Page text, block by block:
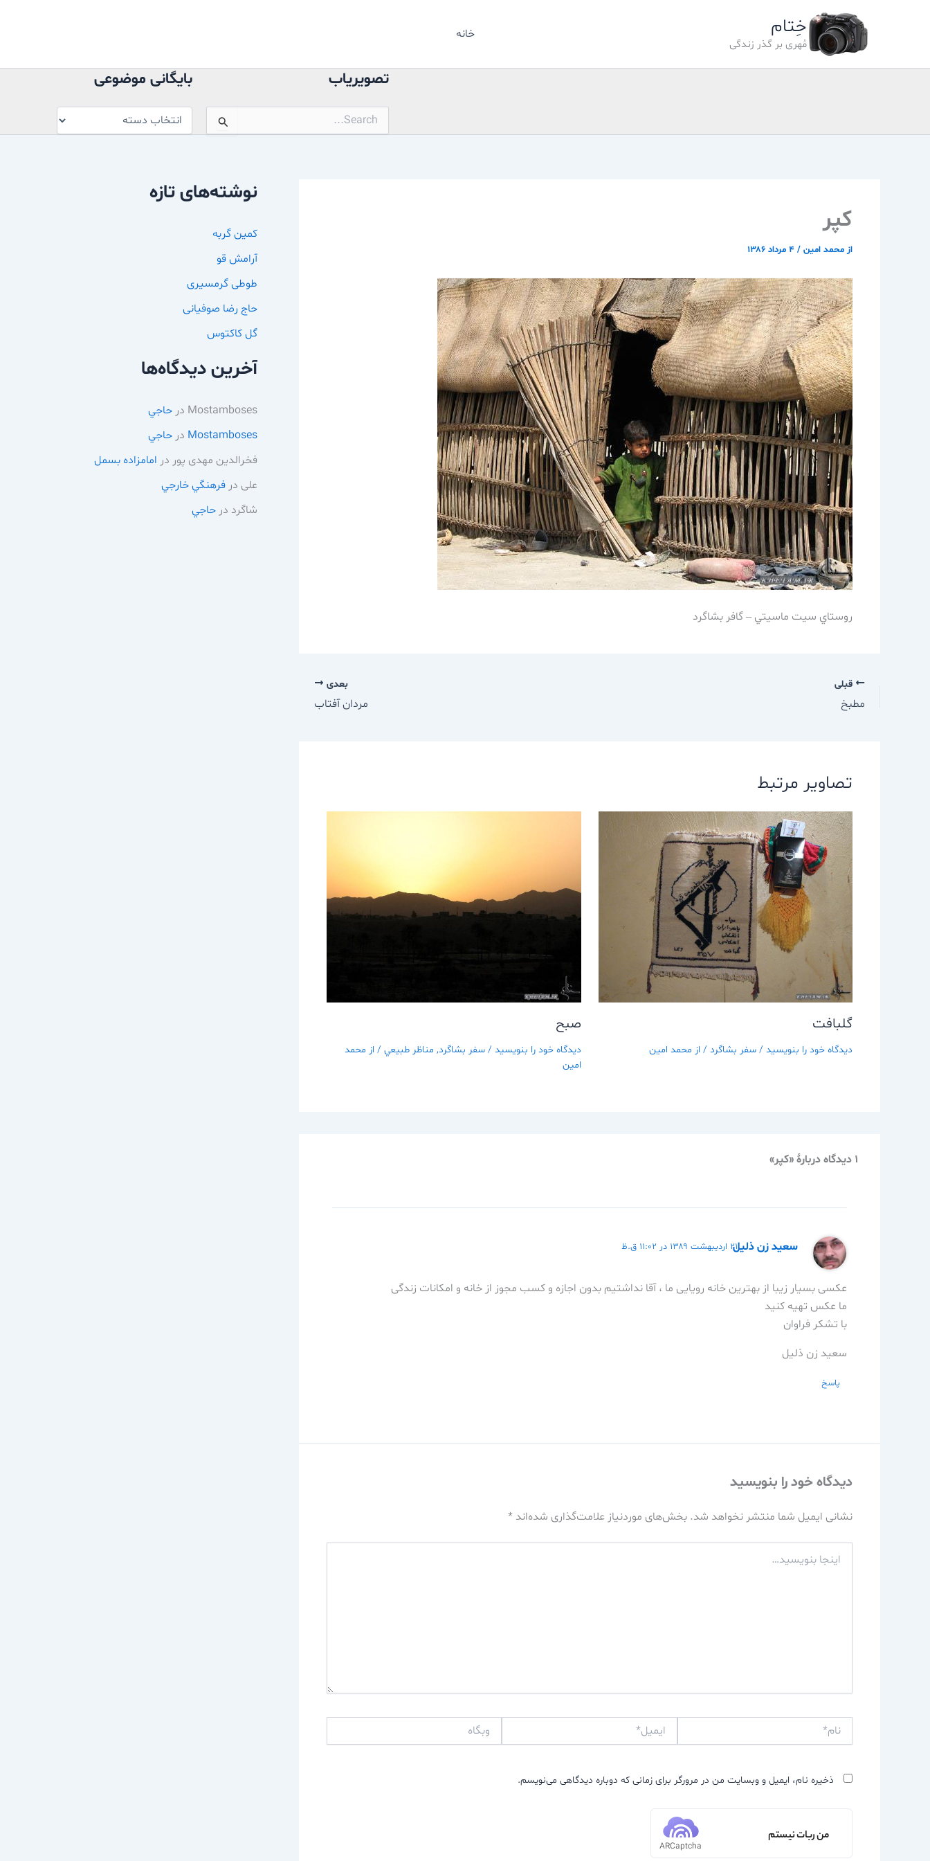
خِتام
مُهری بر گذر زندگی
خانه
تصویریاب
جستجو
برای:
بایگانی موضوعی
كپر
از محمد امین / ۴ مرداد ۱۳۸۶
روستاي سيت ماسيتي – گافر بشاگرد
قبلی
مطبخ
بعدی
مردان آفتاب
تصاویر مرتبط
گلبافت
دیدگاه‌ خود را بنویسید / سفر بشاگرد / از محمد امین
صبح
دیدگاه‌ خود را بنویسید /سفر بشاگرد, مناظر طبيعي / از محمد
امین
1 دیدگاه دربارهٔ «كپر»
سعید زن ذلیل۲۱ اردیبهشت ۱۳۸۹ در ۱۱:۰۲ ق.ظ
عکسی بسیار زیبا از بهترین خانه رویایی ما ، آقا نداشتیم بدون اجازه و کسب مجوز از خانه و امکانات زندگی
ما عکس تهیه کنید
با تشکر فراوان
سعید زن ذلیل
پاسخ
دیدگاه‌ خود را بنویسید
نشانی ایمیل شما منتشر نخواهد شد. بخش‌های موردنیاز علامت‌گذاری شده‌اند *
بنویسید…
ذخیره نام، ایمیل و وبسایت من در مرورگر برای زمانی که دوباره دیدگاهی می‌نویسم.
من ربات نیستم
ARCaptcha
نوشته‌های تازه
کمین گربه
آرامش قو
طوطی گرمسیری
حاج رضا صوفیانی
گل کاکتوس
آخرین دیدگاه‌ها
Mostamboses در حاجي
Mostamboses در حاجي
فخرالدین مهدی پور در امامزاده بسمل
علی در فرهنگي خارجي
شاگرد در حاجي